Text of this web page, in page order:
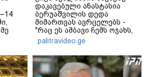
დაკავებული ანასტასია
ბერუაშვილის დედა
მიმართვას ავრცელებს -
"რაც ეს ამბავი ჩემს ოჯახს,
ჩემს ანასტასიას გადახდა
თავს, მის მერე მე მე არ
ვარ"
palitravideo.ge